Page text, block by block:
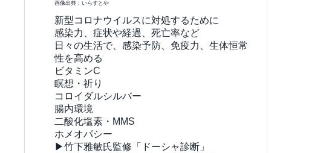
画像出典：いらすとや
新型コロナウイルスに対処するために
感染力、症状や経過、死亡率など
日々の生活で、感染予防、免疫力、生体恒常
性を高める
ビタミンC
瞑想・祈り
コロイダルシルバー
腸内環境
二酸化塩素・MMS
ホメオパシー
▶竹下雅敏氏監修「ドーシャ診断」